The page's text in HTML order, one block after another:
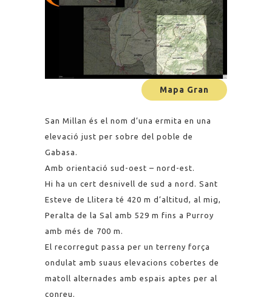
Mapa Gran
San Millan és el nom d’una ermita en una
elevació just per sobre del poble de
Gabasa.
Amb orientació sud-oest – nord-est.
Hi ha un cert desnivell de sud a nord. Sant
Esteve de Llitera té 420 m d’altitud, al mig,
Peralta de la Sal amb 529 m fins a Purroy
amb més de 700 m.
El recorregut passa per un terreny força
ondulat amb suaus elevacions cobertes de
matoll alternades amb espais aptes per al
conreu.